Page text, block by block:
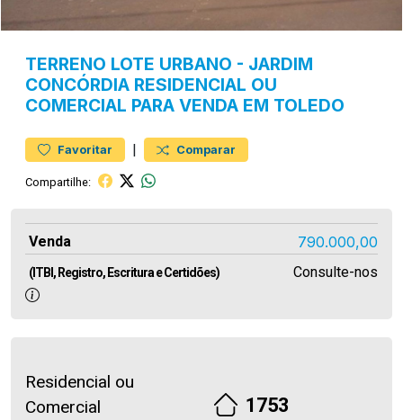
TERRENO LOTE URBANO - JARDIM
CONCÓRDIA RESIDENCIAL OU
COMERCIAL PARA VENDA EM TOLEDO
Favoritar | Comparar
Compartilhe:
Venda 790.000,00
(ITBI, Registro, Escritura e Certidões) Consulte-nos
Residencial ou
Comercial
1753